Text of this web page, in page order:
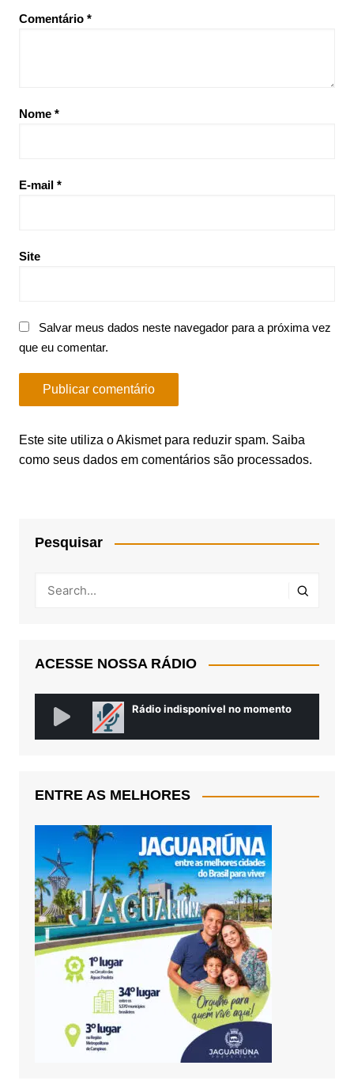
Comentário *
Nome *
E-mail *
Site
Salvar meus dados neste navegador para a próxima vez
que eu comentar.
Este site utiliza o Akismet para reduzir spam. Saiba
como seus dados em comentários são processados.
Pesquisar
ACESSE NOSSA RÁDIO
ENTRE AS MELHORES